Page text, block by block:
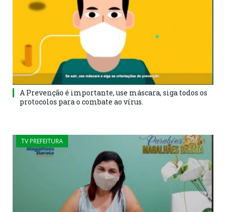
A Prevenção é importante, use máscara, siga todos os
protocolos para o combate ao vírus.
TV PREFEITURA